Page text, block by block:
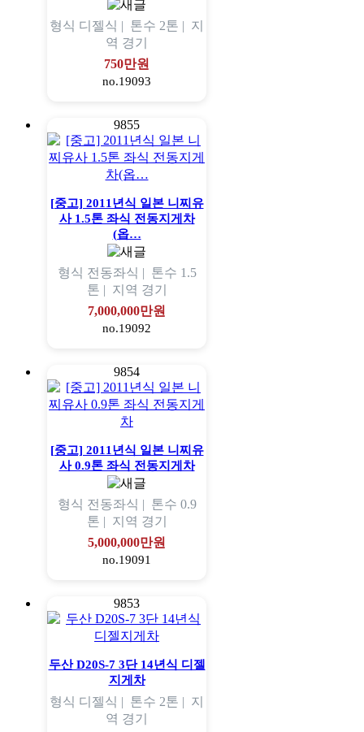
형식 디젤식 | 톤수 2톤 | 지
역 경기
750만원
no.19093
9855
[중고] 2011년식 일본 니찌유
사 1.5톤 좌식 전동지게차
(옵…
형식 전동좌식 | 톤수 1.5
톤 | 지역 경기
7,000,000만원
no.19092
9854
[중고] 2011년식 일본 니찌유
사 0.9톤 좌식 전동지게차
형식 전동좌식 | 톤수 0.9
톤 | 지역 경기
5,000,000만원
no.19091
9853
두산 D20S-7 3단 14년식 디젤
지게차
형식 디젤식 | 톤수 2톤 | 지
역 경기